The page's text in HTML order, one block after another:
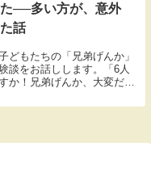
──多い方が、意外
話
どもたちの「兄弟げんか」
談をお話しします。「6人
か！兄弟げんか、大変だっ
います。正直に言うと……